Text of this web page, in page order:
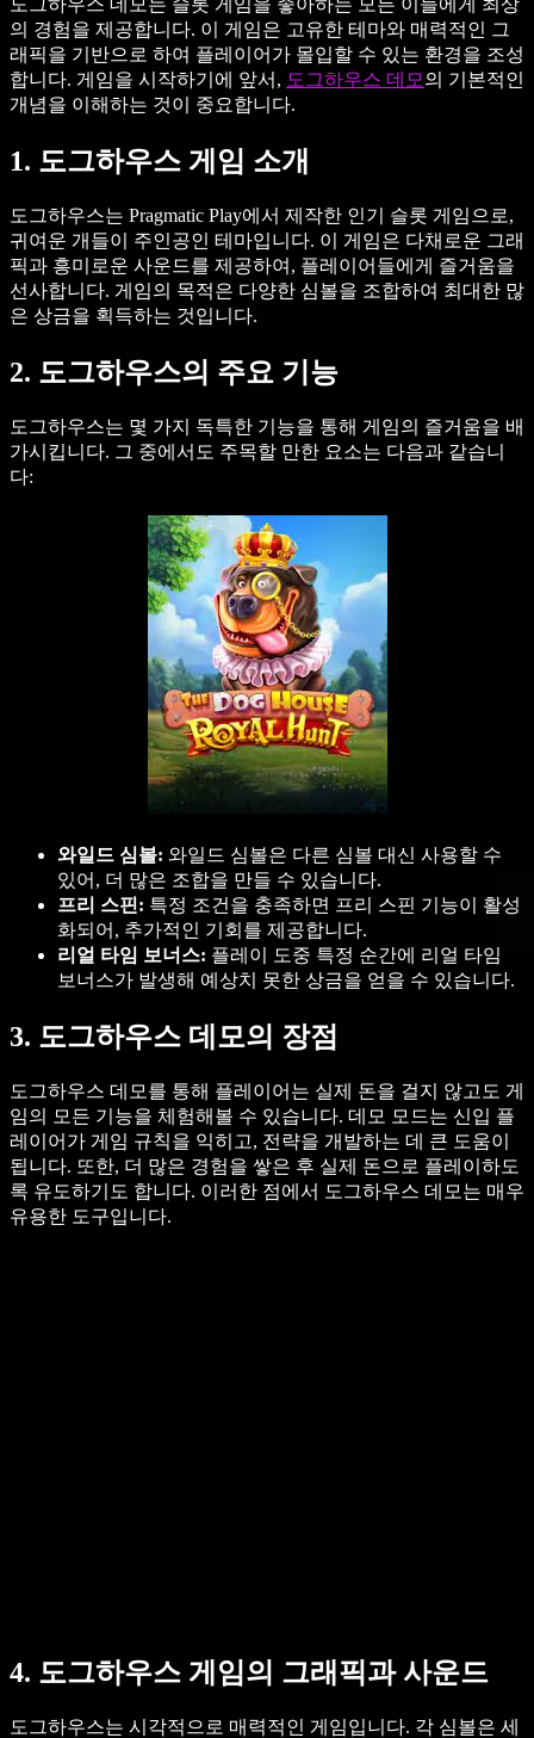
도그하우스 데모는 슬롯 게임을 좋아하는 모든 이들에게 최상
의 경험을 제공합니다. 이 게임은 고유한 테마와 매력적인 그
래픽을 기반으로 하여 플레이어가 몰입할 수 있는 환경을 조성
합니다. 게임을 시작하기에 앞서, 도그하우스 데모 의 기본적인
개념을 이해하는 것이 중요합니다.
1. 도그하우스 게임 소개
도그하우스는 Pragmatic Play에서 제작한 인기 슬롯 게임으로,
귀여운 개들이 주인공인 테마입니다. 이 게임은 다채로운 그래
픽과 흥미로운 사운드를 제공하여, 플레이어들에게 즐거움을
선사합니다. 게임의 목적은 다양한 심볼을 조합하여 최대한 많
은 상금을 획득하는 것입니다.
2. 도그하우스의 주요 기능
도그하우스는 몇 가지 독특한 기능을 통해 게임의 즐거움을 배
가시킵니다. 그 중에서도 주목할 만한 요소는 다음과 같습니
다:
와일드 심볼: 와일드 심볼은 다른 심볼 대신 사용할 수
있어, 더 많은 조합을 만들 수 있습니다.
프리 스핀: 특정 조건을 충족하면 프리 스핀 기능이 활성
화되어, 추가적인 기회를 제공합니다.
리얼 타임 보너스: 플레이 도중 특정 순간에 리얼 타임
보너스가 발생해 예상치 못한 상금을 얻을 수 있습니다.
3. 도그하우스 데모의 장점
도그하우스 데모를 통해 플레이어는 실제 돈을 걸지 않고도 게
임의 모든 기능을 체험해볼 수 있습니다. 데모 모드는 신입 플
레이어가 게임 규칙을 익히고, 전략을 개발하는 데 큰 도움이
됩니다. 또한, 더 많은 경험을 쌓은 후 실제 돈으로 플레이하도
록 유도하기도 합니다. 이러한 점에서 도그하우스 데모는 매우
유용한 도구입니다.
4. 도그하우스 게임의 그래픽과 사운드
도그하우스는 시각적으로 매력적인 게임입니다. 각 심볼은 세